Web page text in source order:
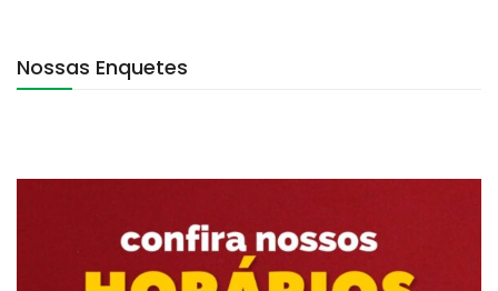
Nossas Enquetes